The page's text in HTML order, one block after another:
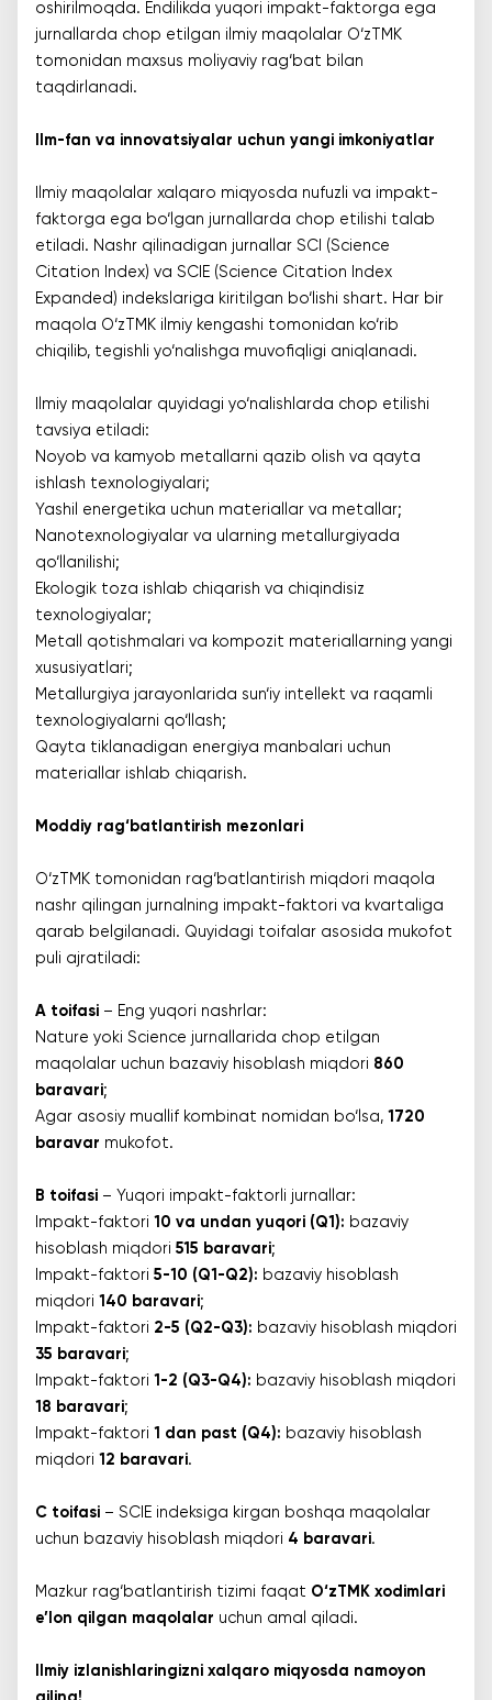
oshirilmoqda. Endilikda yuqori impakt-faktorga ega
jurnallarda chop etilgan ilmiy maqolalar O‘zTMK
tomonidan maxsus moliyaviy rag‘bat bilan
taqdirlanadi.
Ilm-fan va innovatsiyalar uchun yangi imkoniyatlar
Ilmiy maqolalar xalqaro miqyosda nufuzli va impakt-
faktorga ega bo‘lgan jurnallarda chop etilishi talab
etiladi. Nashr qilinadigan jurnallar SCI (Science
Citation Index) va SCIE (Science Citation Index
Expanded) indekslariga kiritilgan bo‘lishi shart. Har bir
maqola O‘zTMK ilmiy kengashi tomonidan ko‘rib
chiqilib, tegishli yo‘nalishga muvofiqligi aniqlanadi.
Ilmiy maqolalar quyidagi yo‘nalishlarda chop etilishi
tavsiya etiladi:
Noyob va kamyob metallarni qazib olish va qayta
ishlash texnologiyalari;
Yashil energetika uchun materiallar va metallar;
Nanotexnologiyalar va ularning metallurgiyada
qo‘llanilishi;
Ekologik toza ishlab chiqarish va chiqindisiz
texnologiyalar;
Metall qotishmalari va kompozit materiallarning yangi
xususiyatlari;
Metallurgiya jarayonlarida sun‘iy intellekt va raqamli
texnologiyalarni qo‘llash;
Qayta tiklanadigan energiya manbalari uchun
materiallar ishlab chiqarish.
Moddiy rag‘batlantirish mezonlari
O‘zTMK tomonidan rag‘batlantirish miqdori maqola
nashr qilingan jurnalning impakt-faktori va kvartaliga
qarab belgilanadi. Quyidagi toifalar asosida mukofot
puli ajratiladi:
A toifasi – Eng yuqori nashrlar:
Nature yoki Science jurnallarida chop etilgan
maqolalar uchun bazaviy hisoblash miqdori 860
baravari;
Agar asosiy muallif kombinat nomidan bo‘lsa, 1720
baravar mukofot.
B toifasi – Yuqori impakt-faktorli jurnallar:
Impakt-faktori 10 va undan yuqori (Q1): bazaviy
hisoblash miqdori 515 baravari;
Impakt-faktori 5-10 (Q1-Q2): bazaviy hisoblash
miqdori 140 baravari;
Impakt-faktori 2-5 (Q2-Q3): bazaviy hisoblash miqdori
35 baravari;
Impakt-faktori 1-2 (Q3-Q4): bazaviy hisoblash miqdori
18 baravari;
Impakt-faktori 1 dan past (Q4): bazaviy hisoblash
miqdori 12 baravari.
C toifasi – SCIE indeksiga kirgan boshqa maqolalar
uchun bazaviy hisoblash miqdori 4 baravari.
Mazkur rag‘batlantirish tizimi faqat O‘zTMK xodimlari
e’lon qilgan maqolalar uchun amal qiladi.
Ilmiy izlanishlaringizni xalqaro miqyosda namoyon